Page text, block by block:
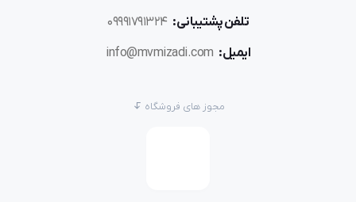
تلفن پشتیبانی: 09991791324
ایمیل: info@mvmizadi.com
مجوز های فروشگاه